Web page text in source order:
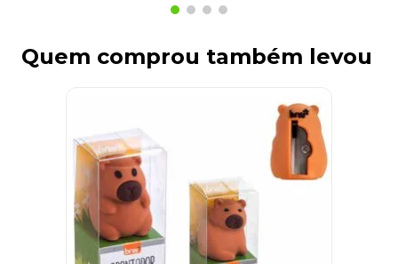
Quem comprou também levou